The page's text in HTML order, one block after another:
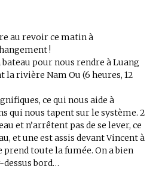
au revoir ce matin à
!
pour nous rendre à Luang
la rivière Nam Ou (6 heures, 12
ce qui nous aide à
qui nous tapent sur le système. 2
et n’arrêtent pas de se lever, ce
et une est assis devant Vincent à
toute la fumée. On a bien
dessus bord…